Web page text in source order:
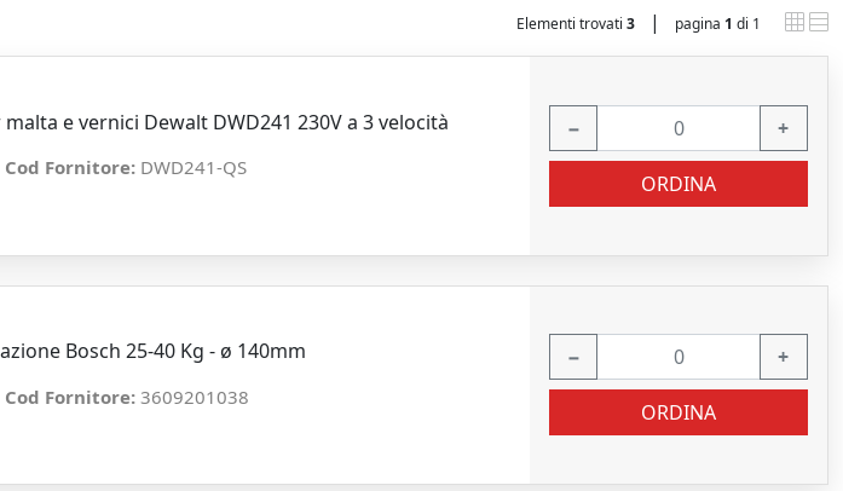
Elementi trovati 3 | pagina 1 di 1
e vernici Dewalt DWD241 230V a 3 velocità
Cod Fornitore: DWD241-QS
− +
ORDINA
Bosch 25-40 Kg - ø 140mm
Cod Fornitore: 3609201038
− +
ORDINA